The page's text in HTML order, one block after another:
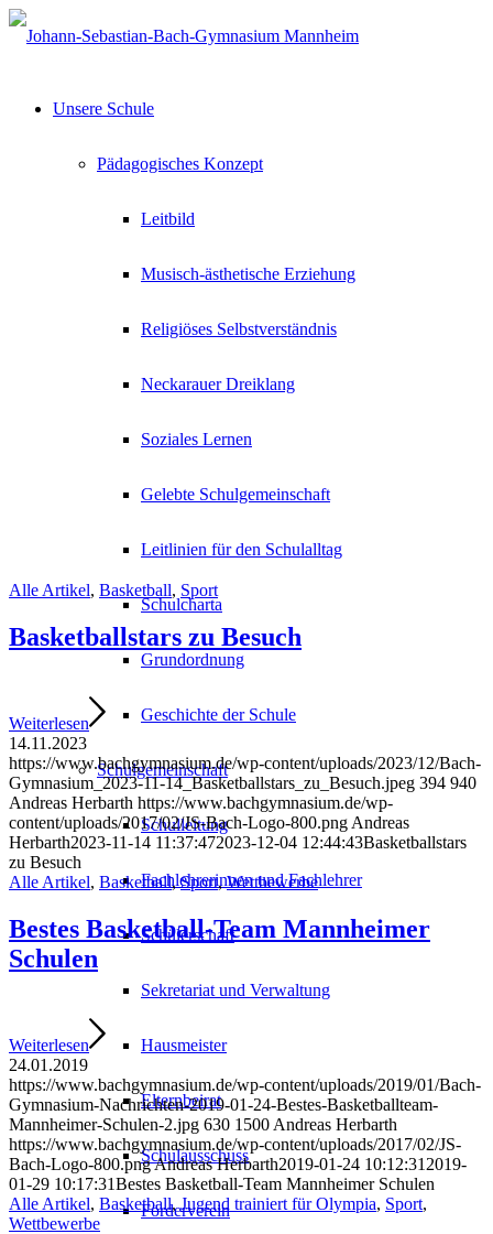
Unsere Schule
Pädagogisches Konzept
Leitbild
Musisch-ästhetische Erziehung
Religiöses Selbstverständnis
Neckarauer Dreiklang
Soziales Lernen
Gelebte Schulgemeinschaft
Leitlinien für den Schulalltag
Schulcharta
Grundordnung
Geschichte der Schule
Schulgemeinschaft
Schulleitung
Fachlehrerinnen und Fachlehrer
Schülerschaft
Sekretariat und Verwaltung
Hausmeister
Elternbeirat
Schulausschuss
Förderverein
Alle Artikel, Basketball, Sport
Basketballstars zu Besuch
Weiterlesen
14.11.2023
https://www.bachgymnasium.de/wp-content/uploads/2023/12/Bach-
Gymnasium_2023-11-14_Basketballstars_zu_Besuch.jpeg 394 940
Andreas Herbarth https://www.bachgymnasium.de/wp-
content/uploads/2017/02/JS-Bach-Logo-800.png Andreas
Herbarth2023-11-14 11:37:472023-12-04 12:44:43Basketballstars
zu Besuch
Alle Artikel, Basketball,Sport,Wettbewerbe
Bestes Basketball-Team Mannheimer
Schulen
Weiterlesen
24.01.2019
https://www.bachgymnasium.de/wp-content/uploads/2019/01/Bach-
Gymnasium-Nachrichten-2019-01-24-Bestes-Basketballteam-
Mannheimer-Schulen-2.jpg 630 1500 Andreas Herbarth
https://www.bachgymnasium.de/wp-content/uploads/2017/02/JS-
Bach-Logo-800.pngAndreas Herbarth2019-01-24 10:12:31 2019-
01-29 10:17:31Bestes Basketball-Team Mannheimer Schulen
Alle Artikel, Basketball,Jugend trainiert für Olympia, Sport,
Wettbewerbe